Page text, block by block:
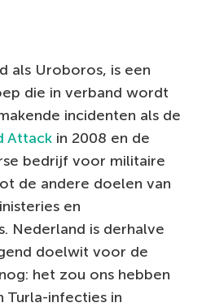
als Uroboros, is een
die in verband wordt
incidenten als de
Attack in 2008 en de
bedrijf voor militaire
de andere doelen van
en
Nederland is derhalve
doelwit voor de
het zou ons hebben
Turla-infecties in